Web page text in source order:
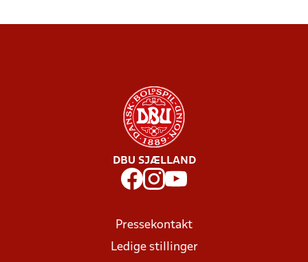
DBU SJÆLLAND
Pressekontakt
Ledige stillinger